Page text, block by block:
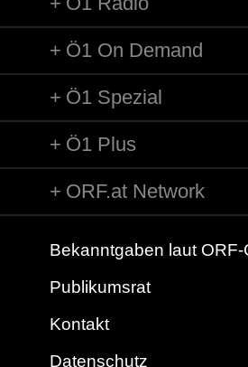
Ö1 On Demand
Ö1 Spezial
Ö1 Plus
ORF.at Network
Bekanntgaben laut ORF-
Publikumsrat
Kontakt
Datenschutz